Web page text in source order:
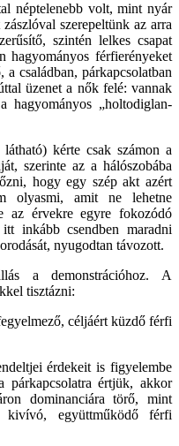
néptelenebb volt, mint nyár
szerepeltünk az arra
szintén lelkes csapat
hagyományos férfierényeket
családban, párkapcsolatban
üzenet a nők felé: vannak
hagyományos „holtodiglan-
kérte csak számon a
szerinte az a hálószobába
hogy egy szép akt azért
olyasmi, amit ne lehetne
az érvekre egyre fokozódó
inkább csendben maradni
nyugodtan távozott.
a demonstrációhoz. A
tisztázni:
céljáért küzdő férfi
érdekeit is figyelembe
párkapcsolatra értjük, akkor
dominanciára törő, mint
együttműködő férfi